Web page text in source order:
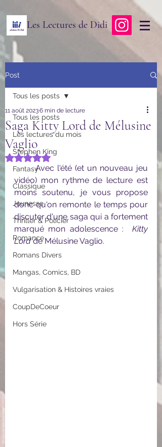
Les Lectures de Didi
Post
Tous les posts
Les lectures du mois
Stephen King
Fantasy
Classique
Jeunesse
Thriller & Policier
Romance
Romans Divers
Mangas, Comics, BD
Vulgarisation & Histoires vraies
CoupDeCoeur
Hors Série
Tous les posts
Saga Kitty Lord de Mélusine
Vaglio
11 août 20236 min de lecture
Noté NaN étoiles sur 5.
	Avec l'été (et un nouveau jeu
vidéo) mon rythme de lecture est
moins soutenu, je vous propose
donc qu'on remonte le temps pour
discuter d'une saga qui a fortement
marqué mon adolescence : Kitty
Lord de Mélusine Vaglio.